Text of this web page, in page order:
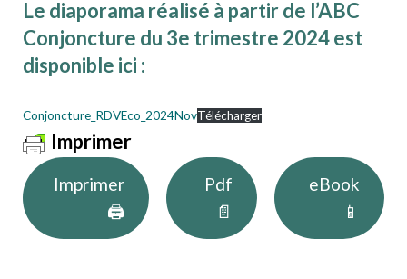
Le diaporama réalisé à partir de l’ABC
Conjoncture du 3e trimestre 2024 est
disponible ici :
Conjoncture_RDVEco_2024NovTélécharger
Imprimer
Imprimer
🖨
Pdf
📄
eBook
📱